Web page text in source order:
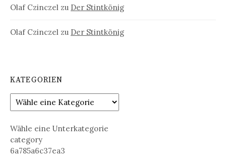
Olaf Czinczel zu Der Stintkönig
Olaf Czinczel zu Der Stintkönig
KATEGORIEN
Wähle eine Unterkategorie
category
6a785a6c37ea3